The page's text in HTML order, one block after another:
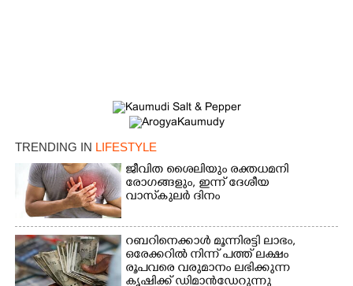
TRENDING IN LIFESTYLE
ജീവിത ശൈലിയും രക്തധമനി
രോഗങ്ങളും, ഇന്ന് ദേശീയ
വാസ്‌കുലര്‍ ദിനം
റബറിനെക്കാൾ മൂന്നിരട്ടി ലാഭം,​
ഒരേക്കറിൽ നിന്ന് പത്ത് ലക്ഷം
രൂപവരെ വരുമാനം ലഭിക്കുന്ന
കൃഷിക്ക് ഡിമാൻഡേറുന്നു